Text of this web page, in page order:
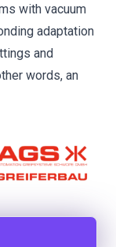
with vacuum
adaptation
and
words, an